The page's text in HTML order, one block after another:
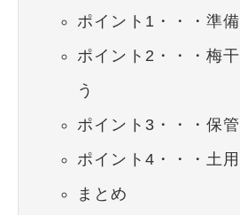
ポイント1・・・準
ポイント2・・・梅
う
ポイント3・・・保
ポイント4・・・土
まとめ